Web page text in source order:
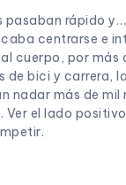
pasaban rápido
centrarse e
cuerpo, por más
de bici y carrera,
nadar más de mil
Ver el lado